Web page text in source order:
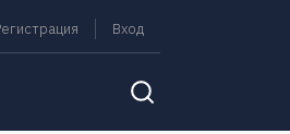
Вход